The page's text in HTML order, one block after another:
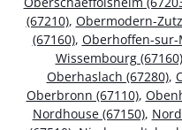
(67210), Obermodern-
(67160), Oberhoffen-sur-
Wissembourg (67160)
Oberhaslach (67280),
Oberbronn (67110),
Nordhouse (67150),